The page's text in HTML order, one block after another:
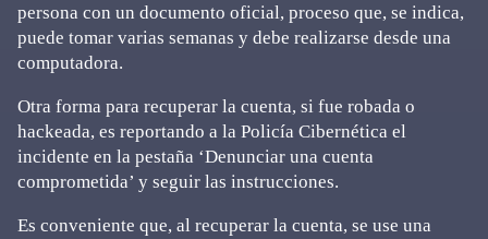
persona con un documento oficial, proceso que, se indica,
puede tomar varias semanas y debe realizarse desde una
computadora.
Otra forma para recuperar la cuenta, si fue robada o
hackeada, es reportando a la Policía Cibernética el
incidente en la pestaña ‘Denunciar una cuenta
comprometida’ y seguir las instrucciones.
Es conveniente que, al recuperar la cuenta, se use una